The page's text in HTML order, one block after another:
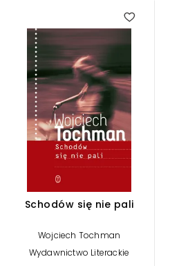
Schodów się nie pali
Wojciech Tochman
Wydawnictwo Literackie